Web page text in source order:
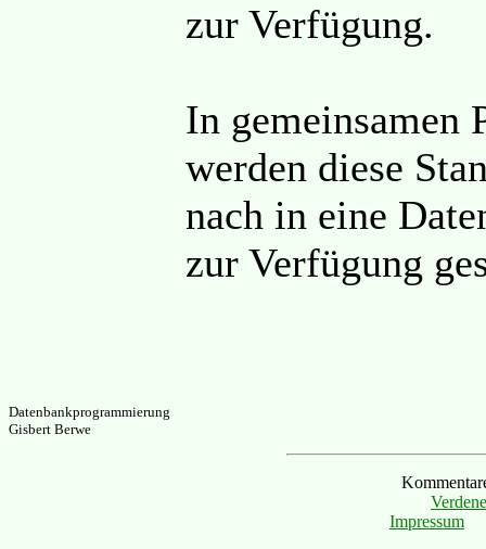
zur Verfügung.
In gemeinsamen
werden diese
nach in eine
zur Verfügung
Datenbankprogrammierung
Gisbert Berwe
Impressum